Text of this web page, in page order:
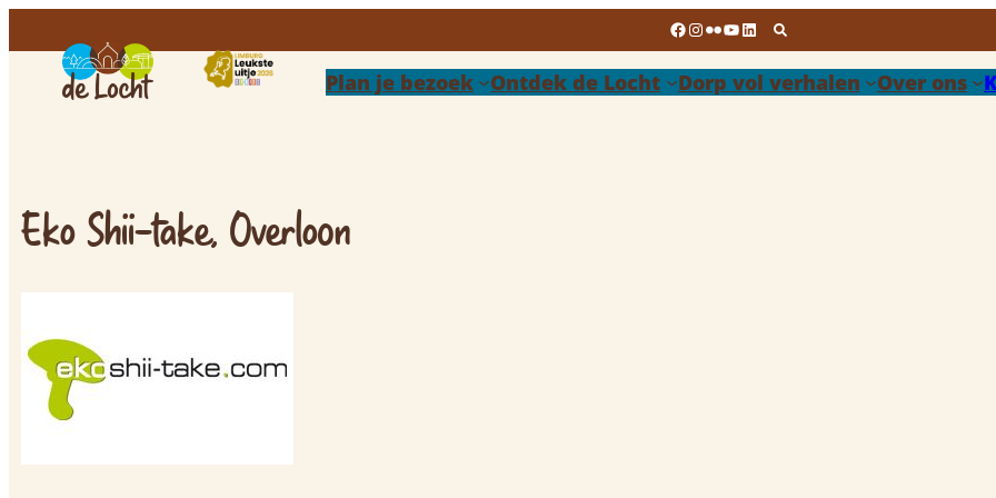
Facebook
Instagram
Flickr
YouTube
LinkedIn
Plan je bezoek Ontdek de Locht Dorp vol verhalen Over ons
Eko Shii-take, Overloon